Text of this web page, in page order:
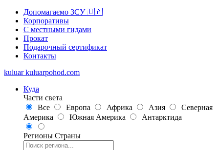
Допомагаємо ЗСУ 🇺🇦
Корпоративы
С местными гидами
Прокат
Подарочный сертификат
Контакты
kuluar kuluarpohod.com
Куда
Части света
Все
Европа Африка Азия
Северная
Америка
Южная Америка Антарктида
Регионы Страны